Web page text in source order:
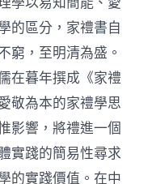
從
簡
化
禮
制
到
道
理
天
然：
孫
的區分，家禮書自
窮，至明清為盛。
在暮年撰成《家禮
敬為本的家禮學思
影響，將禮進一個
實踐的簡易性尋求
的實踐價值。在中